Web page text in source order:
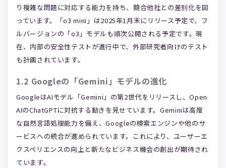
り複雑な問題に対応する能力を持ち、競合他社との差別化を図
っています。「o3 mini」は2025年1月末にリリース予定で、フ
ルバージョンの「o3」モデルも順次公開される予定です。現
在、内部の安全性テストが進行中で、外部研究者向けのテスト
も計画されています。
1.2 Googleの「Gemini」モデルの進化
GoogleはAIモデル「Gemini」の第2世代をリリースし、Open
AIのChatGPTに対抗する動きを見せています。Geminiは高度
な自然言語処理能力を備え、Googleの検索エンジンや他のサ
ービスへの統合が進められています。これにより、ユーザーエ
クスペリエンスの向上と新たなビジネス機会の創出が期待され
ています。